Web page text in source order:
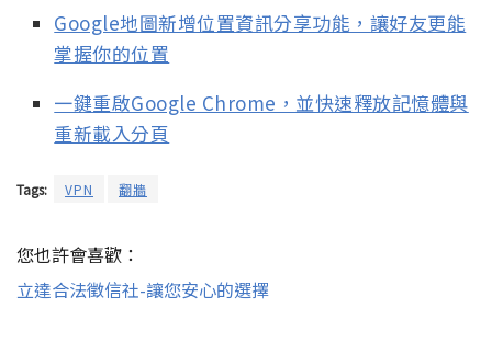
Google地圖新增位置資訊分享功能，讓好友更能
掌握你的位置
一鍵重啟Google Chrome，並快速釋放記憶體與
重新載入分頁
Tags: VPN 翻牆
您也許會喜歡：
立達合法徵信社-讓您安心的選擇